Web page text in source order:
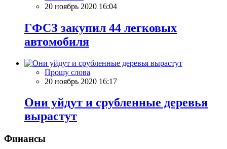
20 ноябрь 2020 16:04
ГФСЗ закупил 44 легковых
автомобиля
Прошу слова
20 ноябрь 2020 16:17
Они уйдут и срубленные деревья
вырастут
Финансы